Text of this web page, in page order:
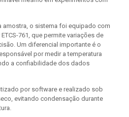
amostra, o sistema foi equipado com
761, que permite variações de
Um diferencial importante é o
por medir a temperatura
a confiabilidade dos dados
por software e realizado sob
evitando condensação durante